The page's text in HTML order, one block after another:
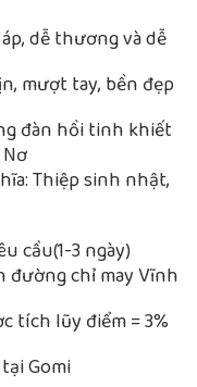
dễ thương và dễ
mượt tay, bền đẹp
đàn hồi tinh khiết
Thiệp sinh nhật,
cầu(1-3 ngày)
đường chỉ may Vĩnh
tích lũy điểm = 3%
Gomi